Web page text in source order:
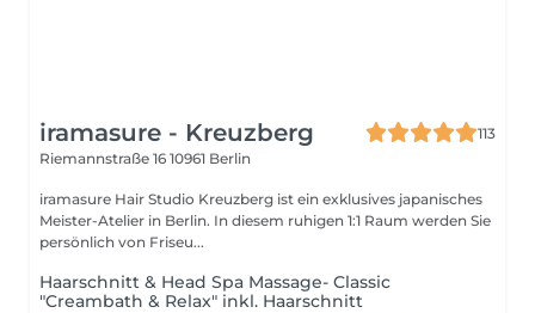
iramasure - Kreuzberg
113
Riemannstraße 16 10961 Berlin
iramasure Hair Studio Kreuzberg ist ein exklusives japanisches
Meister-Atelier in Berlin. In diesem ruhigen 1:1 Raum werden Sie
persönlich von Friseu...
Haarschnitt & Head Spa Massage- Classic
"Creambath & Relax" inkl. Haarschnitt